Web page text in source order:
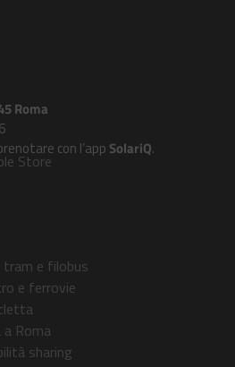
Roma
con l’app SolariQ.
Store
tram e filobus
e ferrovie
a Roma
sharing